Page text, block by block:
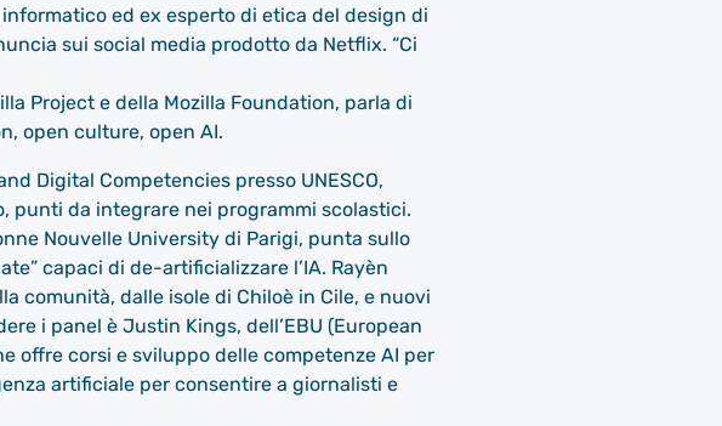
ed ex esperto di etica del design di
sui social media prodotto da Netflix. “Ci
Project e della Mozilla Foundation, parla di
open culture, open AI.
Digital Competencies presso UNESCO,
punti da integrare nei programmi scolastici.
Nouvelle University di Parigi, punta sullo
capaci di de-artificializzare l’IA. Rayèn
comunità, dalle isole di Chiloè in Cile, e nuovi
i panel è Justin Kings, dell’EBU (European
offre corsi e sviluppo delle competenze AI per
artificiale per consentire a giornalisti e